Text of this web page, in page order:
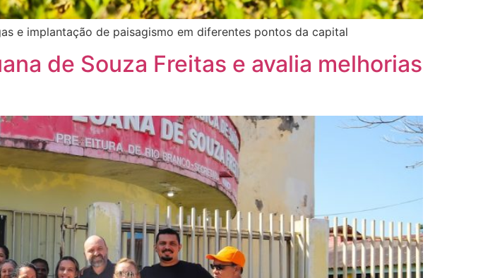
e implantação de paisagismo em diferentes pontos da capital
de Souza Freitas e avalia melhorias